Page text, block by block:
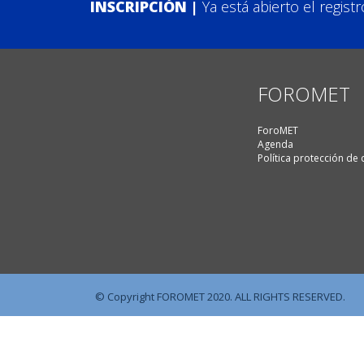
INSCRIPCIÓN | Ya está abierto el
FOROMET
ForoMET
Agenda
Política protección de
© Copyright FOROMET 2020. ALL RIGHTS RESERVED.